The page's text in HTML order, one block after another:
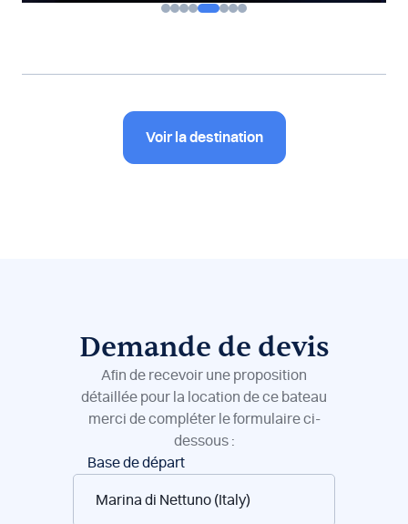
Voir la destination
Demande de devis
Afin de recevoir une proposition
détaillée pour la location de ce bateau
merci de compléter le formulaire ci-
dessous :
Réservation
bateaux
Base de départ